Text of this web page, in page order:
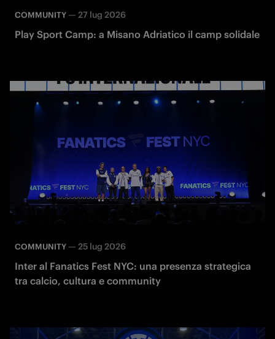
COMMUNITY — 27 lug 2026
Play Sport Camp: a Misano Adriatico il camp solidale
COMMUNITY — 25 lug 2026
Inter al Fanatics Fest NYC: una presenza strategica
tra calcio, cultura e community